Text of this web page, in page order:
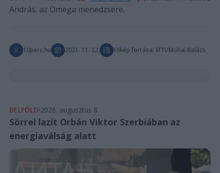
András, az Omega menedzsere.
10perc.hu 2021. 11. 22. Főkép forrása: MTI/Mohai Balázs
BELFÖLD 2026. augusztus 8.
Sörrel lazít Orbán Viktor Szerbiában az
energiaválság alatt